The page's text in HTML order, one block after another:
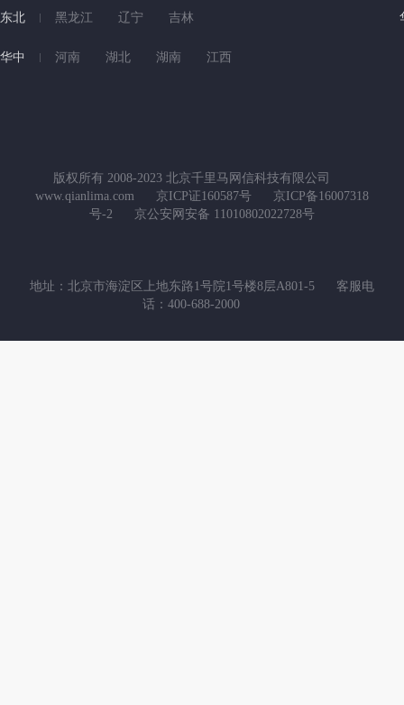
东北 黑龙江 辽宁 吉林
华中 河南 湖北 湖南 江西
版权所有 2008-2023 北京千里马网信科技有限公司
www.qianlima.com
京ICP证160587号
京ICP备16007318
号-2
京公安网安备 11010802022728号
地址：北京市海淀区上地东路1号院1号楼8层A801-5
客服电
话：400-688-2000